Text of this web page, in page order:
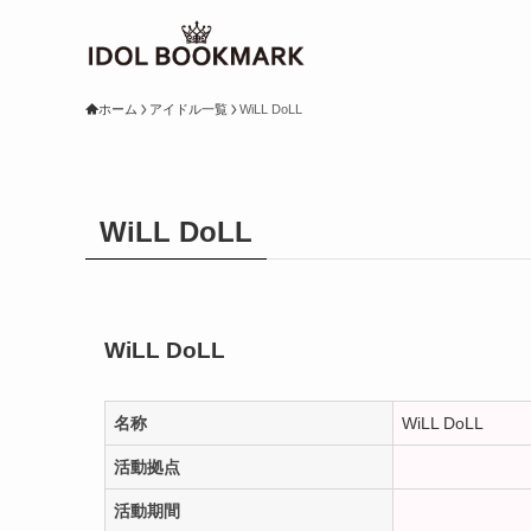
ホーム アイドル一覧 WiLL DoLL
WiLL DoLL
WiLL DoLL
名称 WiLL DoLL
活動拠点
活動期間